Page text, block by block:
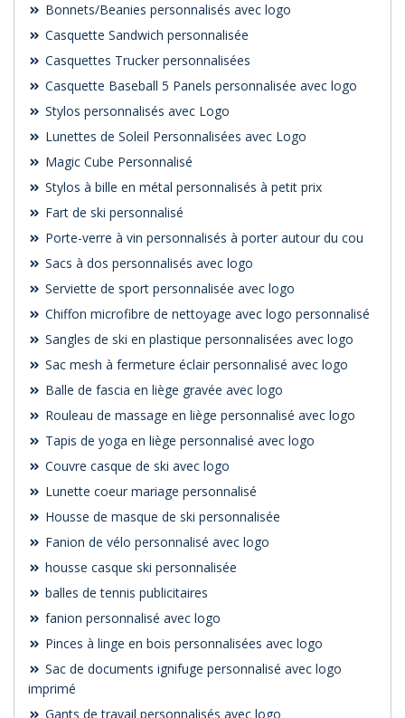
Bonnets/Beanies personnalisés avec logo
Casquette Sandwich personnalisée
Casquettes Trucker personnalisées
Casquette Baseball 5 Panels personnalisée avec logo
Stylos personnalisés avec Logo
Lunettes de Soleil Personnalisées avec Logo
Magic Cube Personnalisé
Stylos à bille en métal personnalisés à petit prix
Fart de ski personnalisé
Porte-verre à vin personnalisés à porter autour du cou
Sacs à dos personnalisés avec logo
Serviette de sport personnalisée avec logo
Chiffon microfibre de nettoyage avec logo personnalisé
Sangles de ski en plastique personnalisées avec logo
Sac mesh à fermeture éclair personnalisé avec logo
Balle de fascia en liège gravée avec logo
Rouleau de massage en liège personnalisé avec logo
Tapis de yoga en liège personnalisé avec logo
Couvre casque de ski avec logo
Lunette coeur mariage personnalisé
Housse de masque de ski personnalisée
Fanion de vélo personnalisé avec logo
housse casque ski personnalisée
balles de tennis publicitaires
fanion personnalisé avec logo
Pinces à linge en bois personnalisées avec logo
Sac de documents ignifuge personnalisé avec logo
imprimé
Gants de travail personnalisés avec logo